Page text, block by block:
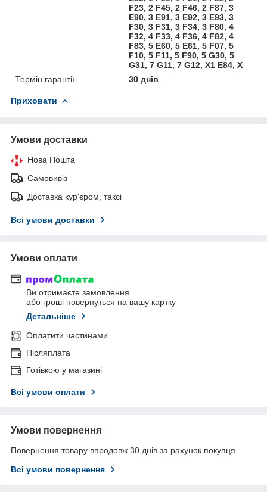
F23, 2 F45, 2 F46, 2 F87, 3
E90, 3 E91, 3 E92, 3 E93, 3
F30, 3 F31, 3 F34, 3 F80, 4
F32, 4 F33, 4 F36, 4 F82, 4
F83, 5 E60, 5 E61, 5 F07, 5
F10, 5 F11, 5 F90, 5 G30, 5
G31, 7 G11, 7 G12, X1 E84, X
Термін гарантії
30 днів
Приховати
Умови доставки
Нова Пошта
Самовивіз
Доставка кур'єром, таксі
Всі умови доставки
Умови оплати
Ви отримаєте замовлення
або гроші повернуться на вашу картку
Детальніше
Оплатити частинами
Післяплата
Готівкою у магазині
Всі умови оплати
Умови повернення
Повернення товару впродовж 30 днів за рахунок покупця
Всі умови повернення